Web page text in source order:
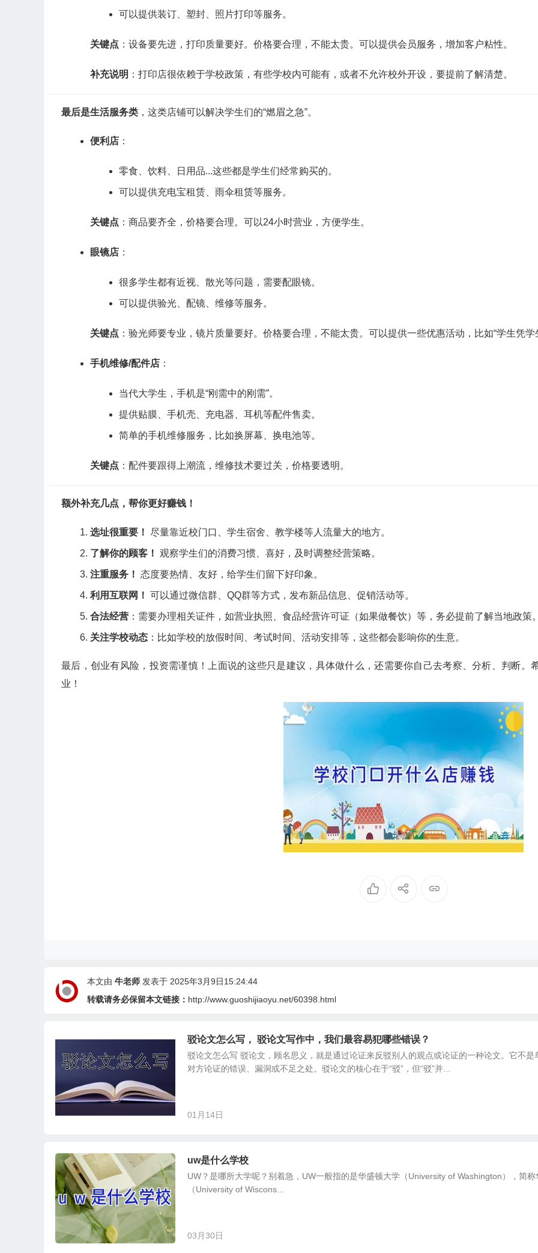
可以提供装订、塑封、照片打印等服务。
关键点 ：设备要先进，打印质量要好。价格要合理，不能太贵。可以提供会员服务，增加客户粘性。
补充说明 ：打印店很依赖于学校政策，有些学校内可能有，或者不允许校外开设，要提前了解清楚。
最后是生活服务类 ，这类店铺可以解决学生们的“燃眉之急”。
便利店 ：
零食、饮料、日用品...这些都是学生们经常购买的。
可以提供充电宝租赁、雨伞租赁等服务。
关键点 ：商品要齐全，价格要合理。可以24小时营业，方便学生。
眼镜店 ：
很多学生都有近视、散光等问题，需要配眼镜。
可以提供验光、配镜、维修等服务。
关键点 ：验光师要专业，镜片质量要好。价格要合理，不能太贵。可以提供一些优惠活动，比如“学生凭学
手机维修/配件店 ：
当代大学生，手机是“刚需中的刚需”。
提供贴膜、手机壳、充电器、耳机等配件售卖。
简单的手机维修服务，比如换屏幕、换电池等。
关键点 ：配件要跟得上潮流，维修技术要过关，价格要透明。
额外补充几点，帮你更好赚钱！
选址很重要！ 尽量靠近校门口、学生宿舍、教学楼等人流量大的地方。
了解你的顾客！ 观察学生们的消费习惯、喜好，及时调整经营策略。
注重服务！ 态度要热情、友好，给学生们留下好印象。
利用互联网！ 可以通过微信群、QQ群等方式，发布新品信息、促销活动等。
合法经营 ：需要办理相关证件，如营业执照、食品经营许可证（如果做餐饮）等，务必提前了解当地政策
关注学校动态 ：比如学校的放假时间、考试时间、活动安排等，这些都会影响你的生意。
最后，创业有风险，投资需谨慎！上面说的这些只是建议，具体做什么，还需要你自己去考察、分析、判断。
业！
本文由 牛老师 发表于 2025年3月9日15:24:44
转载请务必保留本文链接： http://www.guoshijiaoyu.net/60398.html
驳论文怎么写， 驳论文写作中，我们最容易犯哪些错误？
驳论文怎么写 驳论文，顾名思义，就是通过论证来反驳别人的观点或论证的一种论文。它不
对方论证的错误、漏洞或不足之处。驳论文的核心在于“驳”，但“驳”并...
01月14日
uw是什么学校
UW？是哪所大学呢？别着急，UW一般指的是华盛顿大学（University of Washington），简
（University of Wiscons...
03月30日